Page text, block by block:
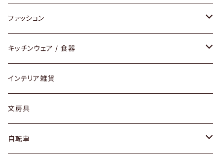
チェア / スツール
ダイニングセット / ダイニングテーブル
ローテーブル / サイドテーブル
デスク / コンソール
ドレッサー
ペンダントライト
テーブルランプ / デスクスタンド
フロアライト
ファッション
アクセサリー
リング
ピアス / イヤリング
財布
バッグ
アウター
キッチンウェア / 食器
グラス / タンブラー
カップ / マグ
プレート / ボウル
インテリア雑貨
文房具
自転車